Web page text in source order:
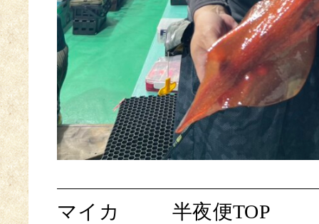
マイカ 半夜便TOP